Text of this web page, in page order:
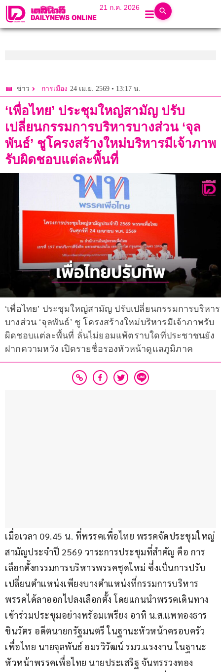
21 ก.ค. 2026
ข่าว การเมือง 24 เม.ย. 2569 • 13:17 น.
‘เพื่อไทย’ ประชุมใหญ่สามัญ ปรับ
เปลี่ยนกรรมการบริหารบางส่วน ‘จุล
พันธ์’ ชูโครงสร้างใหม่บริหารมีเจ้าภาพ
รับผิดชอบแต่ละพื้นที่
‘เพื่อไทย’ ประชุมใหญ่สามัญ ปรับเปลี่ยนกรรมการบริหาร
บางส่วน ‘จุลพันธ์’ ชู โครงสร้างใหม่บริหารมีเจ้าภาพรับ
ผิดชอบแต่ละพื้นที่ ลั่นไม่ยอมแพ้ตราบใดที่ประชาชนยัง
ฝากความหวัง เปิดรายชื่อรองหัวหน้าดูแลภูมิภาค
เมื่อเวลา 09.45 น. ที่พรรคเพื่อไทย พรรคจัดประชุมใหญ่
สามัญประจำปี 2569 วาระการประชุมที่สำคัญ คือ การ
เลือกตั้งกรรมการบริหารพรรคชุดใหม่ ซึ่งเป็นการปรับ
เปลี่ยนตำแหน่งเพียงบางตำแหน่งที่กรรมการบริหาร
พรรคได้ลาออกไปลงเลือกตั้ง โดยแกนนำพรรคเดินทาง
เข้าร่วมประชุมอย่างพร้อมเพรียง อาทิ น.ส.แพทองธาร
ชินวัตร​ อดีตนายกรัฐมนตรี ในฐานะหัวหน้าครอบครัว
เพื่อไทย นายจุลพันธ์ อมรวิวัฒน์ รมว.แรงงาน ในฐานะ
หัวหน้าพรรคเพื่อไทย นายประเสริฐ จันทรรวงทอง